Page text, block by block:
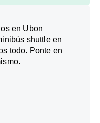
en Ubon
shuttle en
todo. Ponte en